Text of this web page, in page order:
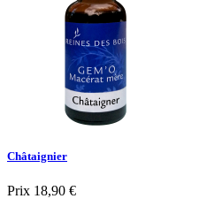
Châtaignier
Prix 18,90 €